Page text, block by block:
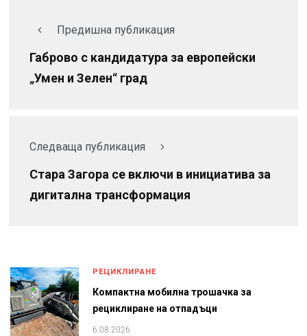
Предишна публикация
Габрово с кандидатура за европейски
„Умен и Зелен“ град
Следваща публикация
Стара Загора се включи в инициатива за
дигитална трансформация
РЕЦИКЛИРАНЕ
Компактна мобилна трошачка за
рециклиране на отпадъци
6.08.2026